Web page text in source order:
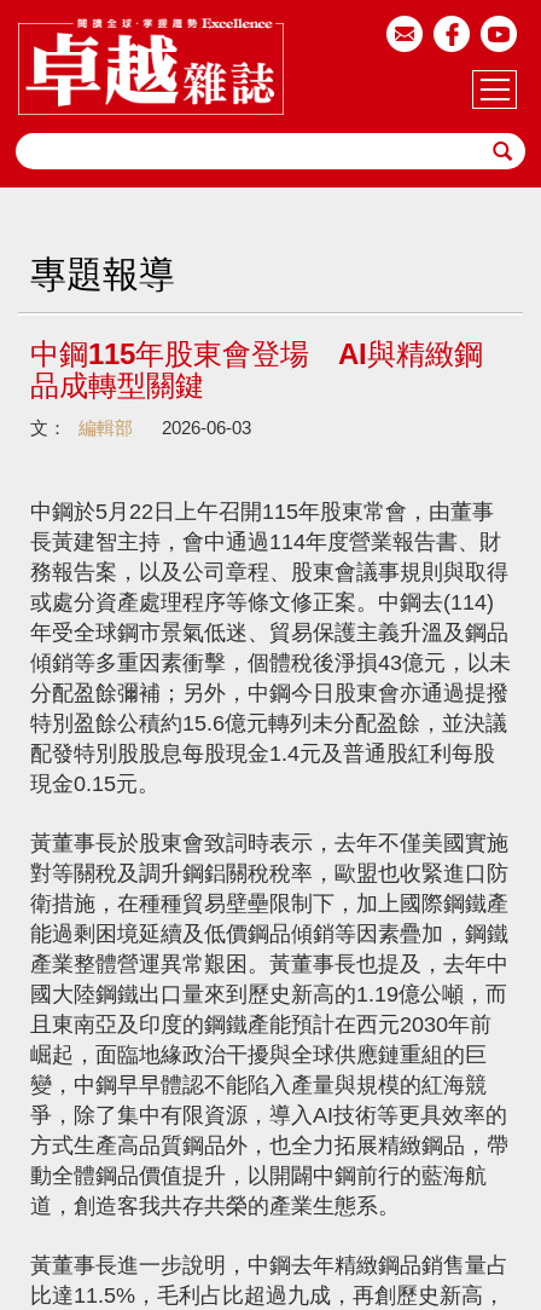
專題報導
中鋼115年股東會登場 AI與精緻鋼
品成轉型關鍵
文： 編輯部 2026-06-03
中鋼於5月22日上午召開115年股東常會，由董事
長黃建智主持，會中通過114年度營業報告書、財
務報告案，以及公司章程、股東會議事規則與取得
或處分資產處理程序等條文修正案。中鋼去(114)
年受全球鋼市景氣低迷、貿易保護主義升溫及鋼品
傾銷等多重因素衝擊，個體稅後淨損43億元，以未
分配盈餘彌補；另外，中鋼今日股東會亦通過提撥
特別盈餘公積約15.6億元轉列未分配盈餘，並決議
配發特別股股息每股現金1.4元及普通股紅利每股
現金0.15元。
黃董事長於股東會致詞時表示，去年不僅美國實施
對等關稅及調升鋼鋁關稅稅率，歐盟也收緊進口防
衛措施，在種種貿易壁壘限制下，加上國際鋼鐵產
能過剩困境延續及低價鋼品傾銷等因素疊加，鋼鐵
產業整體營運異常艱困。黃董事長也提及，去年中
國大陸鋼鐵出口量來到歷史新高的1.19億公噸，而
且東南亞及印度的鋼鐵產能預計在西元2030年前
崛起，面臨地緣政治干擾與全球供應鏈重組的巨
變，中鋼早早體認不能陷入產量與規模的紅海競
爭，除了集中有限資源，導入AI技術等更具效率的
方式生產高品質鋼品外，也全力拓展精緻鋼品，帶
動全體鋼品價值提升，以開闢中鋼前行的藍海航
道，創造客我共存共榮的產業生態系。
黃董事長進一步說明，中鋼去年精緻鋼品銷售量占
比達11.5%，毛利占比超過九成，再創歷史新高，